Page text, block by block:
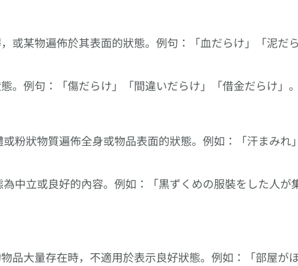
或某物遍佈於其表面的狀態。例句：「血だらけ」「泥だら
。例句：「傷だらけ」「間違いだらけ」「借金だらけ」。
粉狀物質遍佈全身或物品表面的狀態。例如：「汗まみれ
中立或良好的內容。例如：「黒ずくめの服裝をした人が
品大量存在時，不適用於表示良好狀態。例如：「部屋が